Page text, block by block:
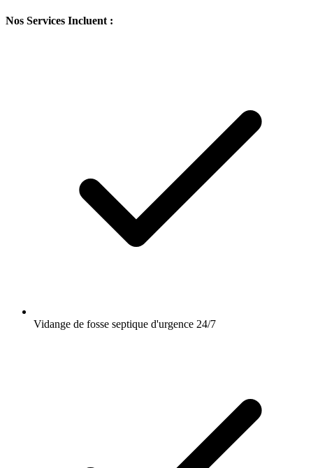
Nos Services Incluent :
Vidange de fosse septique d'urgence 24/7